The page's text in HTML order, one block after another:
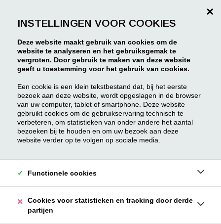
INSTELLINGEN VOOR COOKIES
Deze website maakt gebruik van cookies om de
website te analyseren en het gebruiksgemak te
vergroten. Door gebruik te maken van deze website
geeft u toestemming voor het gebruik van cookies.
Een cookie is een klein tekstbestand dat, bij het eerste
bezoek aan deze website, wordt opgeslagen in de browser
van uw computer, tablet of smartphone. Deze website
gebruikt cookies om de gebruikservaring technisch te
verbeteren, om statistieken van onder andere het aantal
bezoeken bij te houden en om uw bezoek aan deze
website verder op te volgen op sociale media.
×
Functionele cookies
Cookies voor statistieken en tracking door derde
partijen